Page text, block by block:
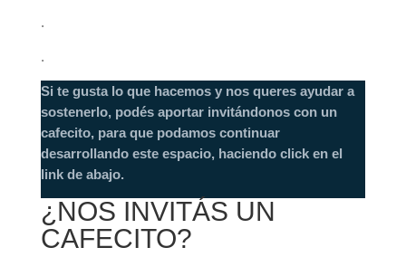
.
.
Si te gusta lo que hacemos y nos queres ayudar a
sostenerlo, podés aportar invitándonos con un
cafecito, para que podamos continuar
desarrollando este espacio, haciendo click en el
link de abajo.
¿NOS INVITÁS UN
CAFECITO?